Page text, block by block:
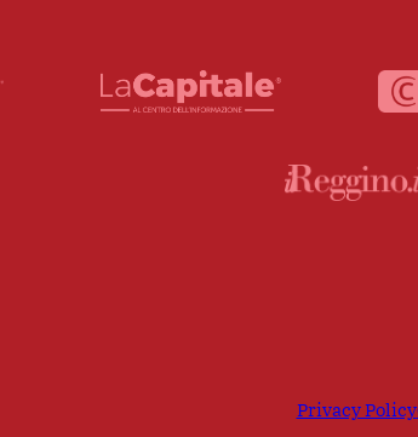
Privacy Policy